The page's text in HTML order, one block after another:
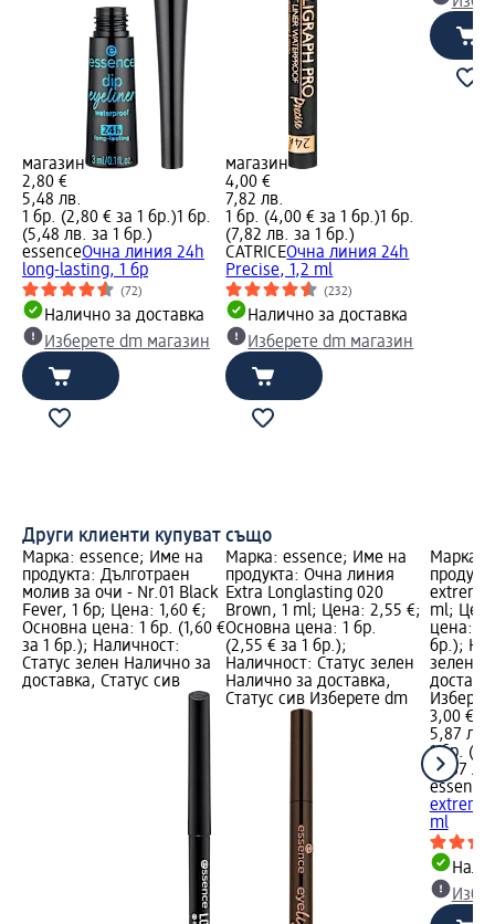
магазин
2,80 €
5,48 лв.
1 бр. (2,80 € за 1 бр.)1 бр.
(5,48 лв. за 1 бр.)
essenceОчна линия 24h
long-lasting, 1 бр
(72)
Налично за доставка
Изберете dm магазин
магазин
4,00 €
7,82 лв.
1 бр. (4,00 € за 1 бр.)1 бр.
(7,82 лв. за 1 бр.)
CATRICEОчна линия 24h
Precise, 1,2 ml
(232)
Налично за доставка
Изберете dm магазин
Други клиенти купуват също
Марка: essence; Име на
продукта: Дълготраен
молив за очи - Nr.01 Black
Fever, 1 бр; Цена: 1,60 €;
Основна цена: 1 бр. (1,60 €
за 1 бр.); Наличност:
Статус зелен Налично за
доставка, Статус сив
Марка: essence; Име на
продукта: Очна линия
Extra Longlasting 020
Brown, 1 ml; Цена: 2,55 €;
Основна цена: 1 бр.
(2,55 € за 1 бр.);
Наличност: Статус зелен
Налично за доставка,
Статус сив Изберете dm
Марка:
extreme
ml;
цена: 1
бр.);
зелен
3,00 €
5,87 лв.
1 бр.
(5,87
essence
extreme
ml